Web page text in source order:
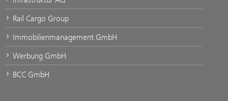
Rail Cargo Group
Immobilienmanagement GmbH
Werbung GmbH
BCC GmbH